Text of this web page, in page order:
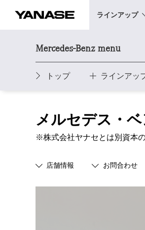
YANASE
ラインアップ
Mercedes-Benz menu
トップ ラインアッ
メルセデス・
※株式会社ヤナセとは別資本
店舗情報 お問合わせ